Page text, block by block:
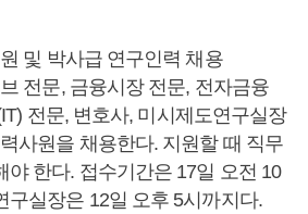
및 박사급 연구인력 채용
전문, 금융시장 전문, 전자금융
전문, 변호사, 미시제도연구실장
사원을 채용한다. 지원할 때 직무
야 한다. 접수기간은 17일 오전 10
구실장은 12일 오후 5시까지다.